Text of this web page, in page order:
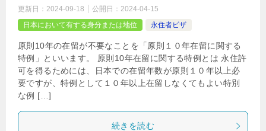
更新日： 2024-09-18 公開日： 2024-04-15
日本において有する身分または地位
永住者ビザ
原則10年の在留が不要なことを「原則１０年在留に関する
特例」といいます。 原則10年在留に関する特例とは 永住許
可を得るためには、日本での在留年数が原則１０年以上必
要ですが、特例として１０年以上在留しなくてもよい特別
な例 […]
続きを読む